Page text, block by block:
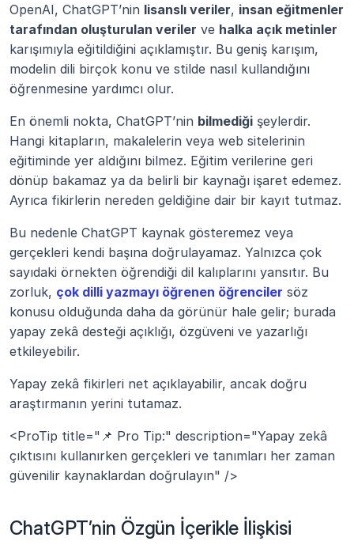
OpenAI, ChatGPT’nin lisanslı veriler, insan eğitmenler
tarafından oluşturulan veriler ve halka açık metinler
karışımıyla eğitildiğini açıklamıştır. Bu geniş karışım,
modelin dili birçok konu ve stilde nasıl kullandığını
öğrenmesine yardımcı olur.
En önemli nokta, ChatGPT’nin bilmediği şeylerdir.
Hangi kitapların, makalelerin veya web sitelerinin
eğitiminde yer aldığını bilmez. Eğitim verilerine geri
dönüp bakamaz ya da belirli bir kaynağı işaret edemez.
Ayrıca fikirlerin nereden geldiğine dair bir kayıt tutmaz.
Bu nedenle ChatGPT kaynak gösteremez veya
gerçekleri kendi başına doğrulayamaz. Yalnızca çok
sayıdaki örnekten öğrendiği dil kalıplarını yansıtır. Bu
zorluk, çok dilli yazmayı öğrenen öğrenciler söz
konusu olduğunda daha da görünür hale gelir; burada
yapay zekâ desteği açıklığı, özgüveni ve yazarlığı
etkileyebilir.
Yapay zekâ fikirleri net açıklayabilir, ancak doğru
araştırmanın yerini tutamaz.
<ProTip title="📌 Pro Tip:" description="Yapay zekâ
çıktısını kullanırken gerçekleri ve tanımları her zaman
güvenilir kaynaklardan doğrulayın" />
ChatGPT’nin Özgün İçerikle İlişkisi